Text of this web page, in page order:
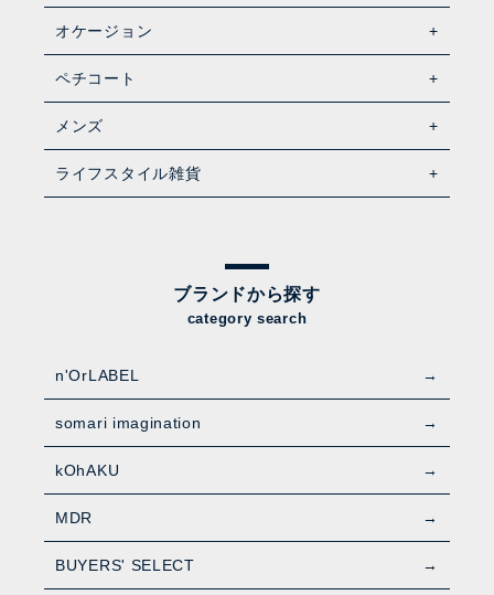
オケージョン
ペチコート
メンズ
ライフスタイル雑貨
ブランドから探す
category search
n'OrLABEL
somari imagination
kOhAKU
MDR
BUYERS' SELECT